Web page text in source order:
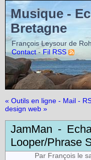
Musique -
Bretagne
François Leysour de
Contact-Fil RSS
« Outils en ligne - Mail -
design web »
JamMan -
Looper/Phrase
Par François le